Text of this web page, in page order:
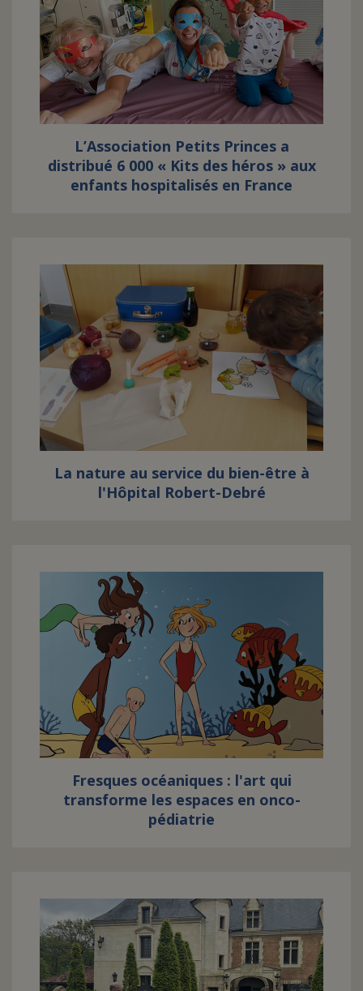
L’Association Petits Princes a
distribué 6 000 « Kits des héros » aux
enfants hospitalisés en France
La nature au service du bien-être à
l'Hôpital Robert-Debré
Fresques océaniques : l'art qui
transforme les espaces en onco-
pédiatrie